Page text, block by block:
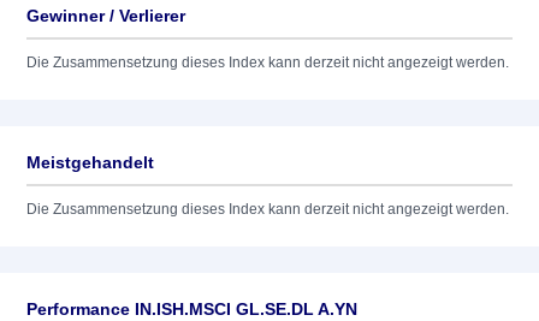
Gewinner / Verlierer
Die Zusammensetzung dieses Index kann derzeit nicht angezeigt werden.
Meistgehandelt
Die Zusammensetzung dieses Index kann derzeit nicht angezeigt werden.
Performance IN.ISH.MSCI GL.SE.DL A.YN